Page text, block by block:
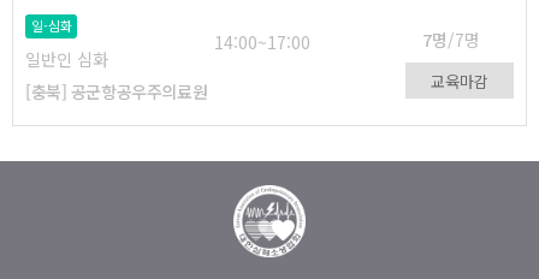
일-심화
일반인 심화
14:00~17:00 7명/7명
[충북] 공군항공우주의료원 교육마감